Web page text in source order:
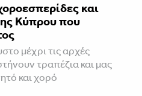
και
Κύπρου που
μέχρι τις αρχές
τραπέζια και μας
και χορό